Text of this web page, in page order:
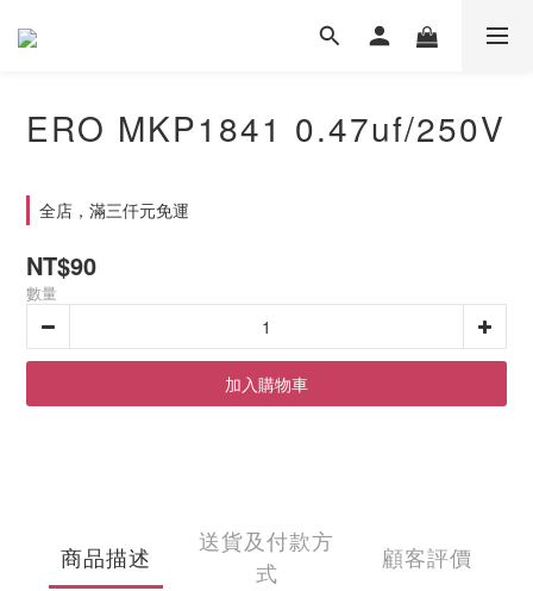
ERO MKP1841 0.47uf/250V
全店，滿三仟元免運
NT$90
數量
加入購物車
商品描述
送貨及付款方
式
顧客評價